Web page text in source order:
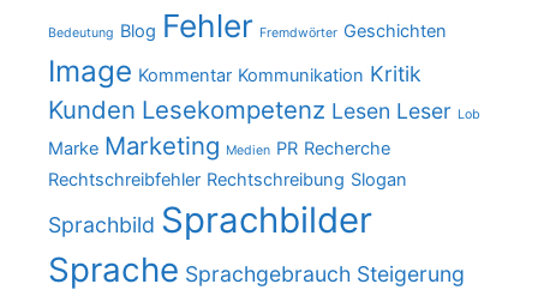
Bedeutung Blog Fehler Fremdwörter Geschichten
Image Kommentar Kommunikation Kritik
Kunden Lesekompetenz Lesen Leser Lob
Marke Marketing Medien PR Recherche
Rechtschreibfehler Rechtschreibung Slogan
Sprachbild Sprachbilder
Sprache Sprachgebrauch Steigerung